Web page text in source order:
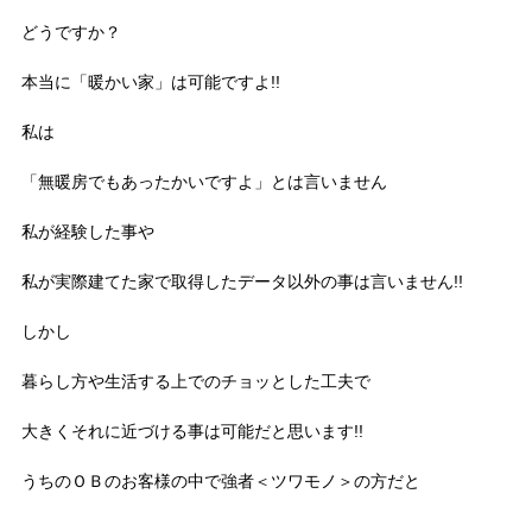
どうですか？
本当に「暖かい家」は可能ですよ!!
私は
「無暖房でもあったかいですよ」とは言いません
私が経験した事や
私が実際建てた家で取得したデータ以外の事は言いません!!
しかし
暮らし方や生活する上でのチョッとした工夫で
大きくそれに近づける事は可能だと思います!!
うちのＯＢのお客様の中で強者＜ツワモノ＞の方だと